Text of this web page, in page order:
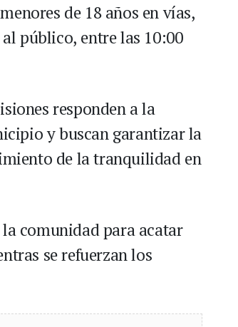
de 18 años en vías,
público, entre las 10:00
responden a la
y buscan garantizar la
de la tranquilidad en
comunidad para acatar
se refuerzan los